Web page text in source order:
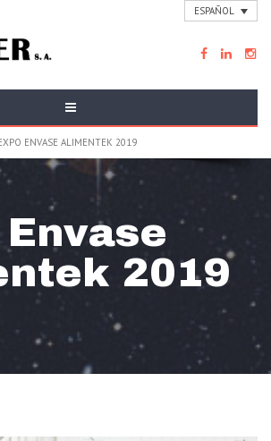
-->ESPAÑOL
ENVASE ALIMENTEK 2019
2019